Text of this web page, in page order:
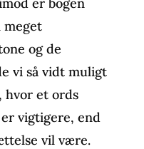
meget
og de
vi så vidt muligt
hvor et ords
vigtigere, end
vil være.